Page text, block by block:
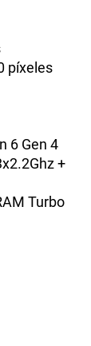
píxeles
6 Gen 4
+
Turbo